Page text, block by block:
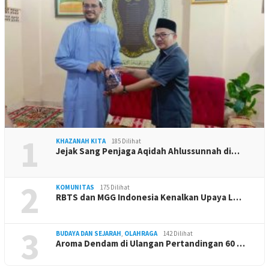
1 KHAZANAH KITA 185 Dilihat
Jejak Sang Penjaga Aqidah Ahlussunnah di…
2 KOMUNITAS 175 Dilihat
RBTS dan MGG Indonesia Kenalkan Upaya L…
3 BUDAYA DAN SEJARAH, OLAHRAGA 142 Dilihat
Aroma Dendam di Ulangan Pertandingan 60 …